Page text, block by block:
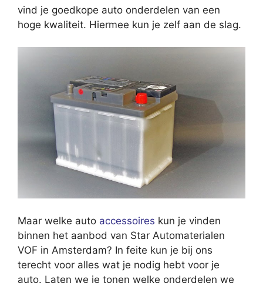
vind je goedkope auto onderdelen van een
hoge kwaliteit. Hiermee kun je zelf aan de slag.
Maar welke auto accessoires kun je vinden
binnen het aanbod van Star Automaterialen
VOF in Amsterdam? In feite kun je bij ons
terecht voor alles wat je nodig hebt voor je
auto. Laten we je tonen welke onderdelen we